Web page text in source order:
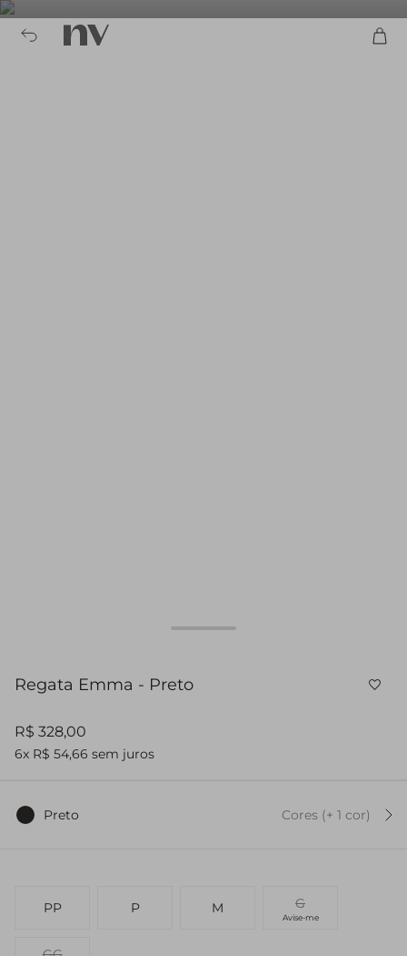
Regata Emma - Preto
R$ 328,00
6x R$ 54,66 sem juros
Preto Cores (+ 1 cor)
PP P M G
Avise-me